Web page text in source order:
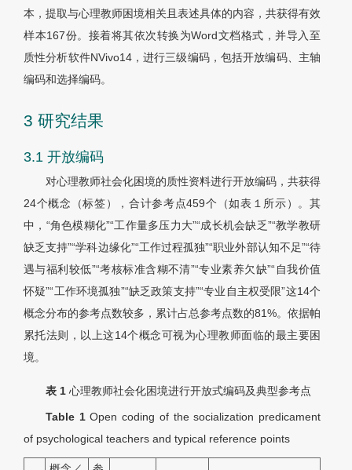
本，提取与心理教师困境相关且表述具体的内容，共获得有效
样本167份。接着将其依次转换为Word文档格式，并导入至
质性分析软件NVivo14，进行三级编码，包括开放编码、主轴
编码和选择编码。
3 研究结果
3.1 开放编码
对心理教师社会化困境的质性资料进行开放编码，共获得
24个概念（标签），合计参考点459个（如表１所示）。其
中，“角色模糊化”“工作量多压力大”“成长机会缺乏”“教学教研
缺乏支持”“学科边缘化”“工作过程孤独”“职业外部认知不足”“待
遇与福利较低”“考核标准含糊不清”“专业素养欠缺”“自我价值
怀疑”“工作环境孤独”“缺乏政策支持”“专业自主权受限”这14个
概念分布的参考点数较多，累计占总参考点数的81%。依据帕
累托法则，以上这14个概念可视为心理教师面临的最主要困
境。
表 1 心理教师社会化困境进行开放式编码及典型参考点
Table 1Open coding of the socialization predicament
of psychological teachers and typical reference points